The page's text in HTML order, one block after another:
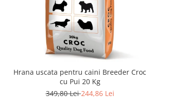
Hrana uscata pentru caini Breeder Croc
cu Pui 20 Kg
349,80 Lei244,86 Lei